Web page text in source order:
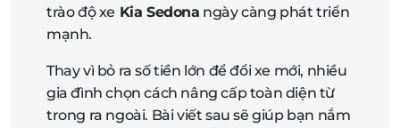
trào độ xe Kia Sedona ngày càng phát triển
mạnh.
Thay vì bỏ ra số tiền lớn để đổi xe mới, nhiều
gia đình chọn cách nâng cấp toàn diện từ
trong ra ngoài. Bài viết sau sẽ giúp bạn nắm